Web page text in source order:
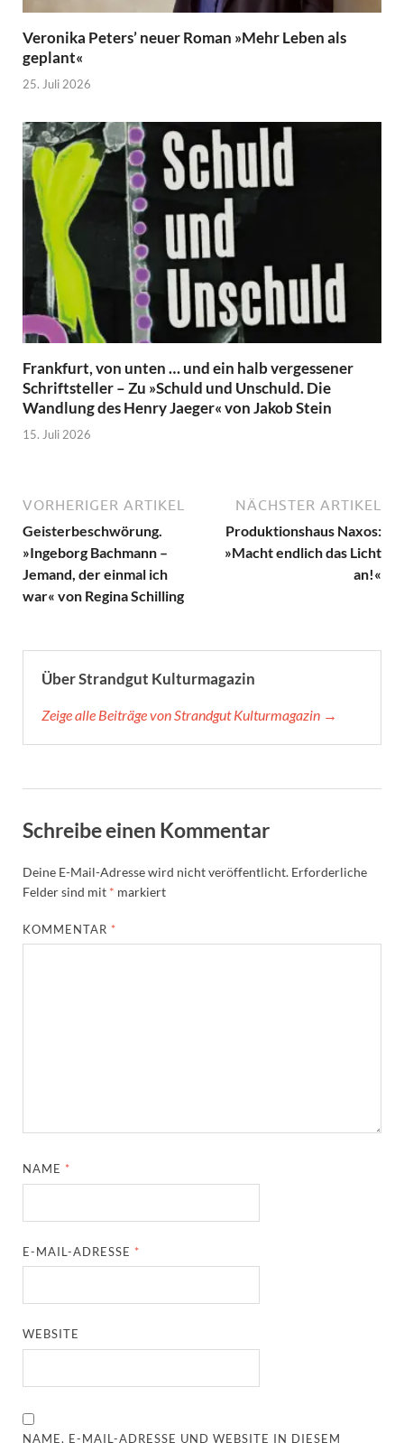
Veronika Peters’ neuer Roman »Mehr Leben als
geplant«
25. Juli 2026
Frankfurt, von unten … und ein halb vergessener
Schriftsteller – Zu »Schuld und Unschuld. Die
Wandlung des Henry Jaeger« von Jakob Stein
15. Juli 2026
VORHERIGER ARTIKEL
Geisterbeschwörung.
»Ingeborg Bachmann –
Jemand, der einmal ich
war« von Regina Schilling
NÄCHSTER ARTIKEL
Produktionshaus Naxos:
»Macht endlich das Licht
an!«
Über Strandgut Kulturmagazin
Zeige alle Beiträge von Strandgut Kulturmagazin →
Schreibe einen Kommentar
Deine E-Mail-Adresse wird nicht veröffentlicht. Erforderliche
Felder sind mit * markiert
KOMMENTAR *
NAME *
E-MAIL-ADRESSE *
WEBSITE
NAME, E-MAIL-ADRESSE UND WEBSITE IN DIESEM